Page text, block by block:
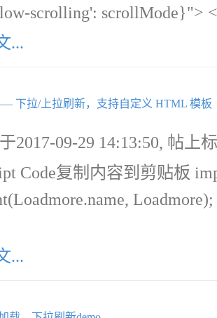
scrolling': scrollMode}">
...
下拉/上拉刷新，支持自定义 HTML 模板
2017-09-29 14:13:50, 帖上
Code复制内容到剪贴板
...